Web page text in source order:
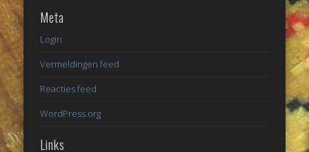
Meta
Login
Vermeldingen feed
Reacties feed
WordPress.org
Links